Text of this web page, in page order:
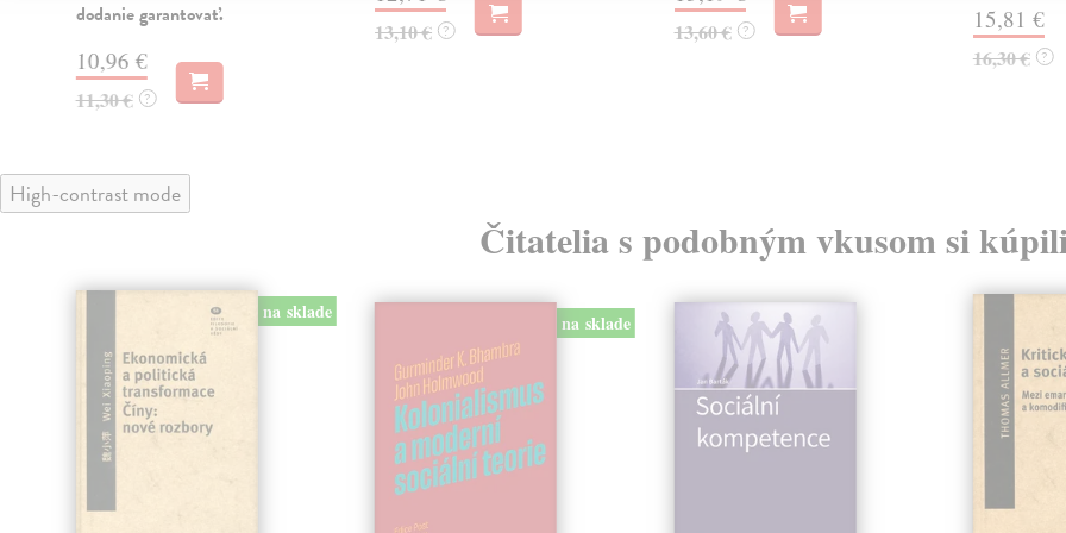
dodanie garantovať.
10,96 €
11,30 € ?
13,10 € ? 13,60 € ? 15,81 €
16,30 € ?
High-contrast mode
Čitatelia s podobným vkusom si
na sklade na sklade